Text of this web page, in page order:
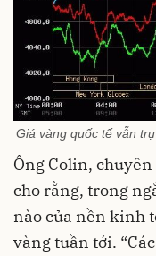
Giá vàng quốc tế vẫn
Ông Colin,
cho rằng, trong
nào của nền kinh
vàng tuần tới.